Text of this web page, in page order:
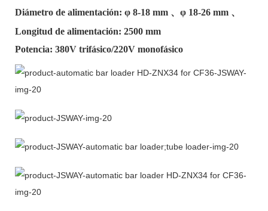
Diámetro de alimentación: φ 8-18 mm 、φ 18-26 mm 、
Longitud de alimentación: 2500 mm
Potencia: 380V trifásico/220V monofásico